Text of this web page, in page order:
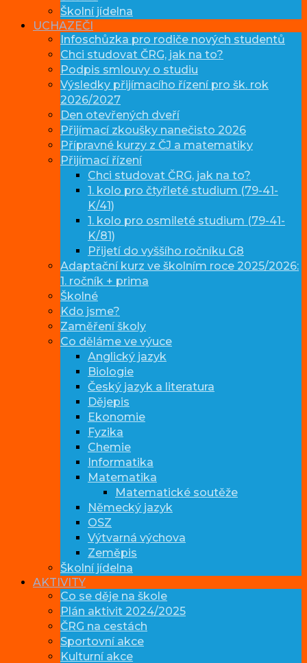
Školní jídelna
UCHAZEČI
Infoschůzka pro rodiče nových studentů
Chci studovat ČRG, jak na to?
Podpis smlouvy o studiu
Výsledky přijímacího řízení pro šk. rok
2026/2027
Den otevřených dveří
Přijímací zkoušky nanečisto 2026
Přípravné kurzy z ČJ a matematiky
Přijímací řízení
Chci studovat ČRG, jak na to?
1. kolo pro čtyřleté studium (79-41-
K/41)
1. kolo pro osmileté studium (79-41-
K/81)
Přijetí do vyššího ročníku G8
Adaptační kurz ve školním roce 2025/2026:
1. ročník + prima
Školné
Kdo jsme?
Zaměření školy
Co děláme ve výuce
Anglický jazyk
Biologie
Český jazyk a literatura
Dějepis
Ekonomie
Fyzika
Chemie
Informatika
Matematika
Matematické soutěže
Německý jazyk
OSZ
Výtvarná výchova
Zeměpis
Školní jídelna
AKTIVITY
Co se děje na škole
Plán aktivit 2024/2025
ČRG na cestách
Sportovní akce
Kulturní akce